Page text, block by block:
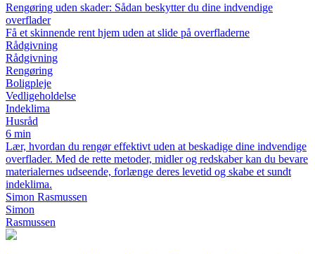
Rengøring uden skader: Sådan beskytter du dine indvendige
overflader
Få et skinnende rent hjem uden at slide på overfladerne
Rådgivning
Rådgivning
Rengøring
Boligpleje
Vedligeholdelse
Indeklima
Husråd
6 min
Lær, hvordan du rengør effektivt uden at beskadige dine indvendige
overflader. Med de rette metoder, midler og redskaber kan du bevare
materialernes udseende, forlænge deres levetid og skabe et sundt
indeklima.
Simon Rasmussen
Simon
Rasmussen